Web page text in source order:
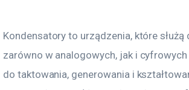
Kondensatory to urządzenia, które
zarówno w analogowych, jak i
do taktowania, generowania i